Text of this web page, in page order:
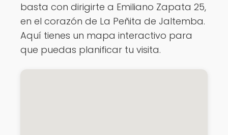
basta con dirigirte a Emiliano Zapata 25,
en el corazón de La Peñita de Jaltemba.
Aquí tienes un mapa interactivo para
que puedas planificar tu visita.